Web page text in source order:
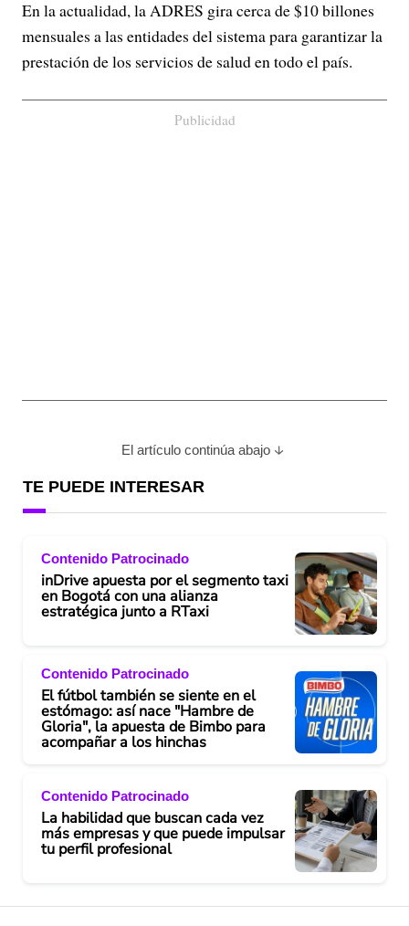
En la actualidad, la ADRES gira cerca de $10 billones
mensuales a las entidades del sistema para garantizar la
prestación de los servicios de salud en todo el país.
Publicidad
El artículo continúa abajo
TE PUEDE INTERESAR
Contenido Patrocinado
inDrive apuesta por el segmento taxi
en Bogotá con una alianza
estratégica junto a RTaxi
Contenido Patrocinado
El fútbol también se siente en el
estómago: así nace "Hambre de
Gloria", la apuesta de Bimbo para
acompañar a los hinchas
Contenido Patrocinado
La habilidad que buscan cada vez
más empresas y que puede impulsar
tu perfil profesional